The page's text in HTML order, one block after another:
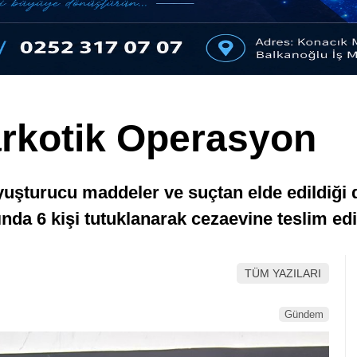
Operasyon
maddeler ve suçtan elde edildiği
6 kişi tutuklanarak cezaevine teslim
TÜM YAZILARI
Gündem